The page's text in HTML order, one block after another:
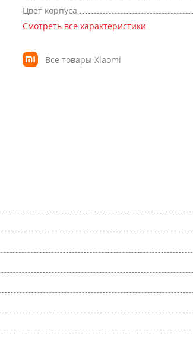
Цвет корпуса
Смотреть все характеристики
Все товары Xiaomi